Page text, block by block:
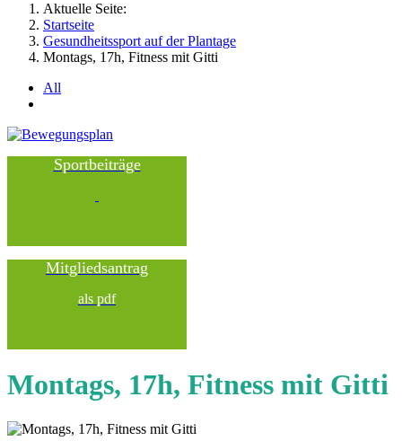
Aktuelle Seite:
Startseite
Gesundheitssport auf der Plantage
Montags, 17h, Fitness mit Gitti
All
Sportbeiträge
Mitgliedsantrag
als pdf
Montags, 17h, Fitness mit Gitti